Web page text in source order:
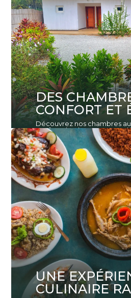
DES
CONFORT ET
Découvrez nos chambres
confort absolu pour votre
UNE
CULINAIRE